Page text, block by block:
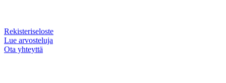
Rekisteriseloste
Lue arvosteluja
Ota yhteyttä